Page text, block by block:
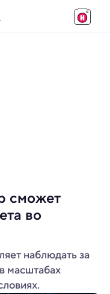
сможет
во
наблюдать за
масштабах